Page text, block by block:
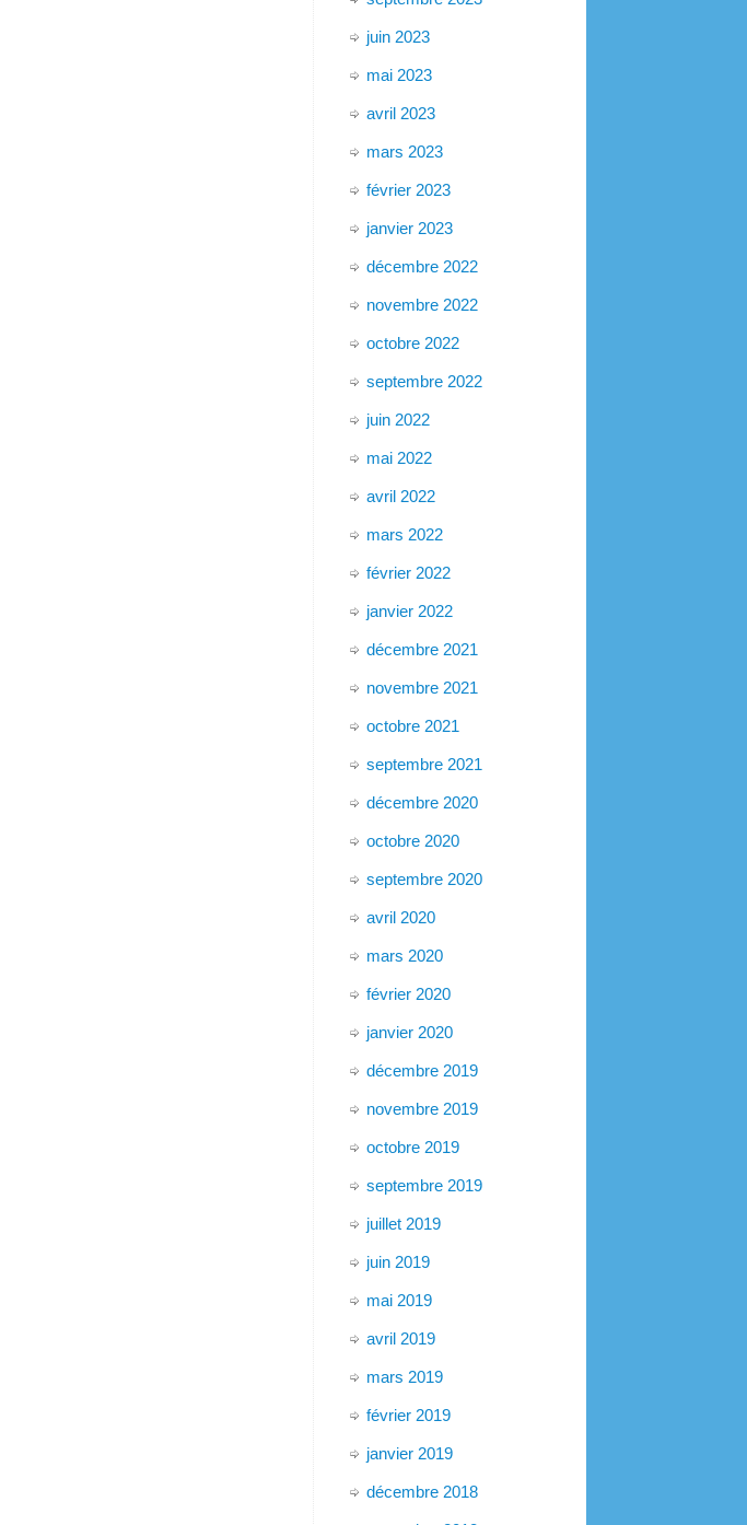
juin 2023
mai 2023
avril 2023
mars 2023
février 2023
janvier 2023
décembre 2022
novembre 2022
octobre 2022
septembre 2022
juin 2022
mai 2022
avril 2022
mars 2022
février 2022
janvier 2022
décembre 2021
novembre 2021
octobre 2021
septembre 2021
décembre 2020
octobre 2020
septembre 2020
avril 2020
mars 2020
février 2020
janvier 2020
décembre 2019
novembre 2019
octobre 2019
septembre 2019
juillet 2019
juin 2019
mai 2019
avril 2019
mars 2019
février 2019
janvier 2019
décembre 2018